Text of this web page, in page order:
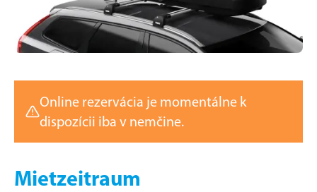
Online rezervácia je momentálne k
dispozícii iba v nemčine.
Mietzeitraum